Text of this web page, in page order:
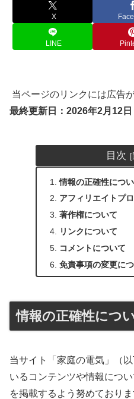
X
LINE
当ページのリンクには広告
最終更新日：2026年2月12日
目次
情報の正確性につ
アフィリエイトプ
著作権について
リンクについて
コメントについて
免責事項の変更に
情報の正確性につ
当サイト「家庭の電気」（
いるコンテンツや情報につ
を掲載するよう努めており